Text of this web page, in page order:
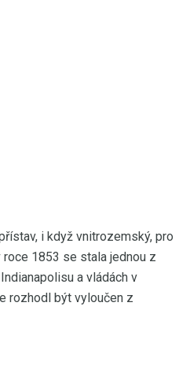
i když vnitrozemský, pro
1853 se stala jednou z
a vládách v
rozhodl být vyloučen z